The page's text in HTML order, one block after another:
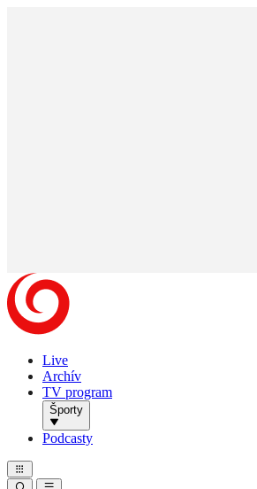
Live
Archív
TV program
Športy
Podcasty